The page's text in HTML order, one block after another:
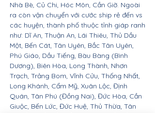
Nhà Bè, Củ Chi, Hóc Môn, Cần Giờ. Ngoài
ra còn vận chuyển với cước ship rẻ đến vs
các huyện, thành phố thuộc tỉnh giáp ranh
như: Dĩ An, Thuận An, Lái Thiêu, Thủ Dầu
Một, Bến Cát, Tân Uyên, Bắc Tân Uyên,
Phú Giáo, Dầu Tiếng, Bàu Bàng (Bình
Dương), Biên Hòa, Long Thành, Nhơn
Trạch, Trảng Bom, Vĩnh Cửu, Thống Nhất,
Long Khánh, Cẩm Mỹ, Xuân Lộc, Định
Quán, Tân Phú (Đồng Nai), Đức Hòa, Cần
Giuộc, Bến Lức, Đức Huệ, Thủ Thừa, Tân